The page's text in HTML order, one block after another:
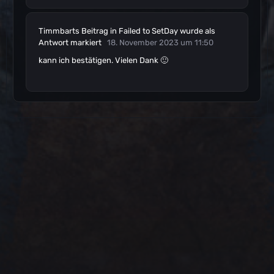
Timmbarts Beitrag in Failed to SetDay wurde als
Antwort markiert 18. November 2023 um 11:50
kann ich bestätigen. Vielen Dank 🙂